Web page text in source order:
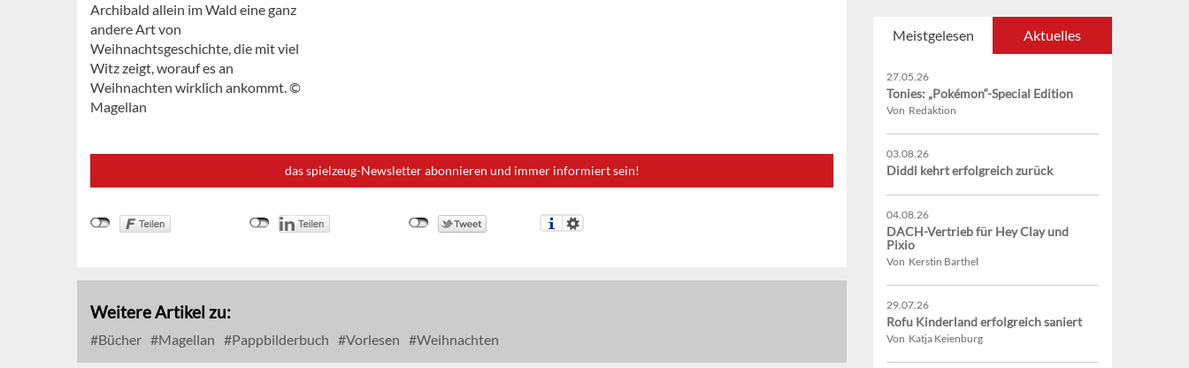
Archibald allein im Wald eine ganz
andere Art von
Weihnachtsgeschichte, die mit viel
Witz zeigt, worauf es an
Weihnachten wirklich ankommt. ©
Magellan
das spielzeug-Newsletter abonnieren und immer informiert sein!
Weitere Artikel zu:
Bücher Magellan Pappbilderbuch Vorlesen Weihnachten
Meistgelesen Aktuelles
27.05.26
Tonies: „Pokémon“-Special Edition
Von Redaktion
03.08.26
Diddl kehrt erfolgreich zurück
04.08.26
DACH-Vertrieb für Hey Clay und
Pixio
Von Kerstin Barthel
29.07.26
Rofu Kinderland erfolgreich saniert
Von Katja Keienburg